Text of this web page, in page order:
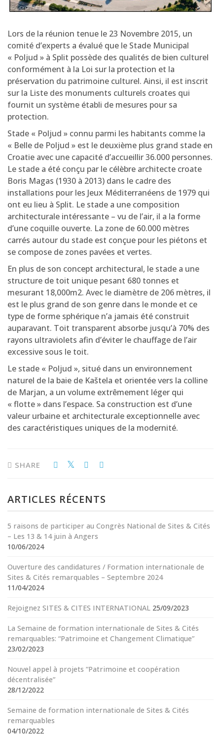
Lors de la réunion tenue le 23 Novembre 2015, un
comité d’experts a évalué que le Stade Municipal
« Poljud » à Split possède des qualités de bien culturel
conformément à la Loi sur la protection et la
préservation du patrimoine culturel. Ainsi, il est inscrit
sur la Liste des monuments culturels croates qui
fournit un système établi de mesures pour sa
protection.
Stade « Poljud » connu parmi les habitants comme la
« Belle de Poljud » est le deuxième plus grand stade en
Croatie avec une capacité d’accueillir 36.000 personnes.
Le stade a été conçu par le célèbre architecte croate
Boris Magas (1930 à 2013) dans le cadre des
installations pour les Jeux Méditerranéens de 1979 qui
ont eu lieu à Split. Le stade a une composition
architecturale intéressante – vu de l’air, il a la forme
d’une coquille ouverte. La zone de 60.000 mètres
carrés autour du stade est conçue pour les piétons et
se compose de zones pavées et vertes.
En plus de son concept architectural, le stade a une
structure de toit unique pesant 680 tonnes et
mesurant 18,000m2. Avec le diamètre de 206 mètres, il
est le plus grand de son genre dans le monde et ce
type de forme sphérique n’a jamais été construit
auparavant. Toit transparent absorbe jusqu’à 70% des
rayons ultraviolets afin d’éviter le chauffage de l’air
excessive sous le toit.
Le stade « Poljud », situé dans un environnement
naturel de la baie de Kaštela et orientée vers la colline
de Marjan, a un volume extrêmement léger qui
« flotte » dans l’espace. Sa construction est d’une
valeur urbaine et architecturale exceptionnelle avec
des caractéristiques uniques de la modernité.
SHARE
ARTICLES RÉCENTS
5 raisons de participer au Congrès National de Sites & Cités
– Les 13 & 14 juin à Angers
10/06/2024
Ouverture des candidatures / Formation internationale de
Sites & Cités remarquables – Septembre 2024
11/04/2024
Rejoignez SITES & CITES INTERNATIONAL 25/09/2023
La Semaine de formation internationale de Sites & Cités
remarquables: “Patrimoine et Changement Climatique”
23/02/2023
Nouvel appel à projets “Patrimoine et coopération
décentralisée”
28/12/2022
Semaine de formation internationale de Sites & Cités
remarquables
04/10/2022